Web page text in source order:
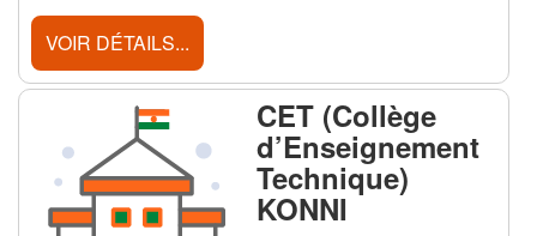
VOIR DÉTAILS...
CET (Collège
d’Enseignement
Technique)
KONNI